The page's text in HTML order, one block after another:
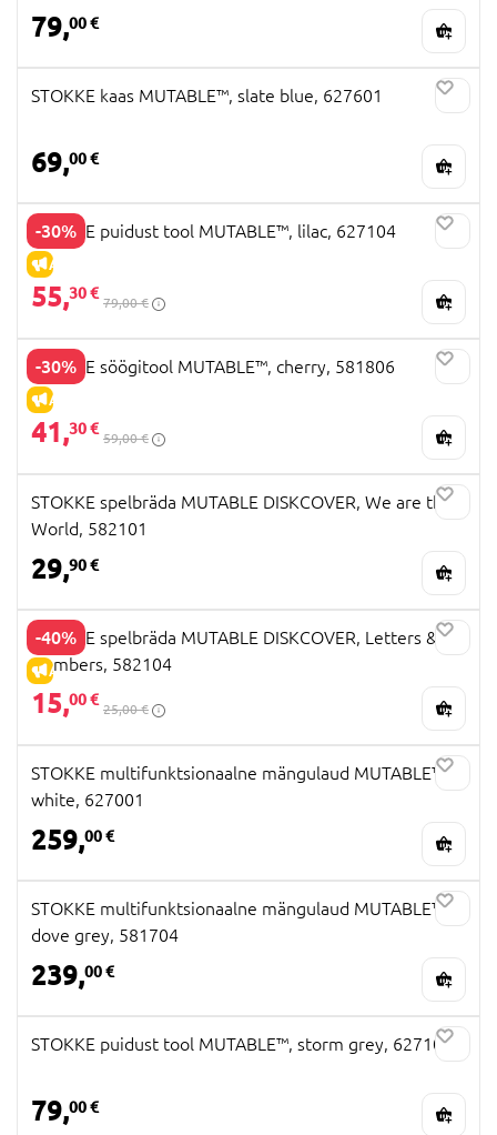
79,00 €
STOKKE kaas MUTABLE™, slate blue, 627601
69,00 €
-30%
ALLAHINDLUS
STOKKE puidust tool MUTABLE™, lilac, 627104
55,30 €
79,00 €
-30%
ALLAHINDLUS
STOKKE söögitool MUTABLE™, cherry, 581806
41,30 €
59,00 €
STOKKE spelbräda MUTABLE DISKCOVER, We are the
World, 582101
29,90 €
-40%
ALLAHINDLUS
STOKKE spelbräda MUTABLE DISKCOVER, Letters &
Numbers, 582104
15,00 €
25,00 €
STOKKE multifunktsionaalne mängulaud MUTABLE™,
white, 627001
259,00 €
STOKKE multifunktsionaalne mängulaud MUTABLE™,
dove grey, 581704
239,00 €
STOKKE puidust tool MUTABLE™, storm grey, 627102
79,00 €